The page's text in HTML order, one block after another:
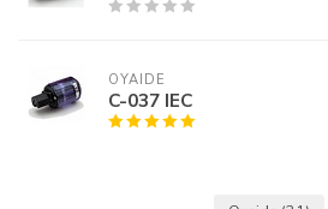
OYAIDE
C-037 IEC